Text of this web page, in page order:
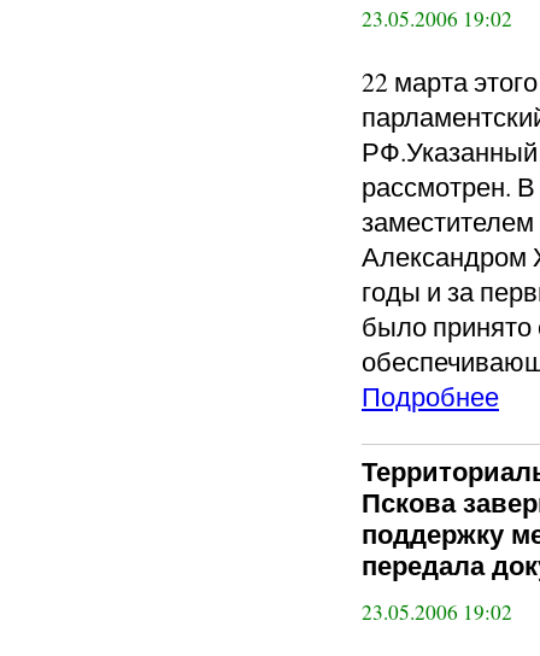
23.05.2006 19:02
22 марта
РФ.Указанный
рассмотрен.
Александром
годы и за
было принято
Подробнее
Пскова
поддержку
передала
23.05.2006 19:02